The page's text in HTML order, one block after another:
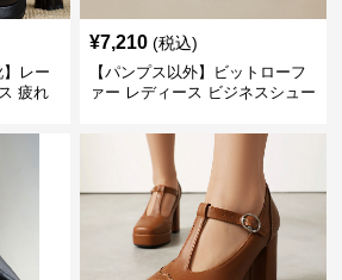
】レー
疲れ
¥7,210 (税込)
【パンプス以外】ビットローフ
ァー レディース ビジネスシュー
トゥ 疲れない スーツ